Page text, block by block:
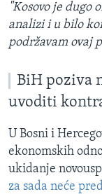
"Kosovo je dugo
analizi i u bilo
podržavam ovaj
BiH poziva
uvoditi
U Bosni i
ekonomskih
ukidanje
za sada neće